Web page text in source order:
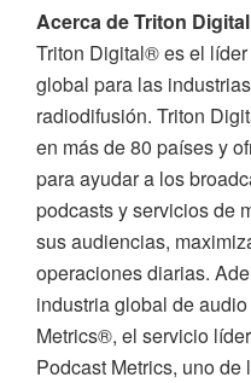
Acerca de Triton Digital
Triton Digital® es el
global para las
radiodifusión. Triton
en más de 80 países y
para ayudar a los
podcasts y servicios de
sus audiencias,
operaciones diarias.
industria global de
Metrics®, el servicio
Podcast Metrics, uno